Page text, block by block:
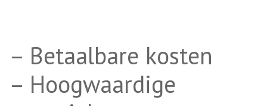
– Betaalbare kosten
– Hoogwaardige